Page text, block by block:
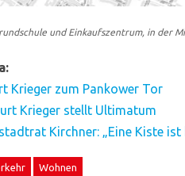
und Einkaufszentrum, in der
Krieger zum Pankower Tor
Krieger stellt Ultimatum
Kirchner: „Eine Kiste ist
Wohnen